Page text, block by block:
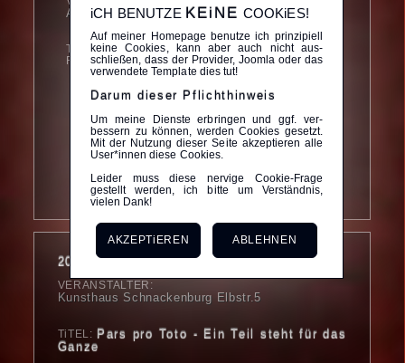
Arztpraxis Dr. med. Maximilian Leisle
TiTEL: LiNDE DAUM - VERSPiELTE
FARBMOMENTE...
iNFOS ZUR AUSSTELLUNG von
TERMiN: 01.NOVEMBER 2022 - 30.APRiL 2023
ORT: Arztpraxis Dr. med. Maximilian Leisle,
2023
VERANSTALTER:
Kunsthaus Schnackenburg Elbstr.5
TiTEL: Pars pro Toto - Ein Teil steht für das
Ganze
iCH BENUTZE KEiNE COOKiES!
Auf meiner Homepage benutze ich prinzipiell
keine Cookies, kann aber auch nicht aus­­
schließen, dass der Provider, Joomla oder das
ver­wendete Template dies tut!
Darum dieser Pflichthinweis
Um meine Dienste er­bringen und ggf. ver­
bessern zu können, werden Cookies gesetzt.
Mit der Nutzung dieser Seite akzeptieren alle
User*innen diese Cookies.
Leider muss diese nervige Cookie-Frage
gestellt werden, ich bitte um Verständnis,
vielen Dank!
AKZEPTiEREN ABLEHNEN